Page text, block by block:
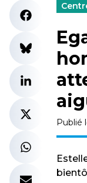
Publié